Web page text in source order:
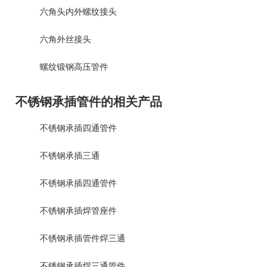
六角头内外螺纹接头
六角外丝接头
螺纹锻钢高压管件
不锈钢承插管件的相关产品
不锈钢承插四通管件
不锈钢承插三通
不锈钢承插四通管件
不锈钢承插焊管座件
不锈钢承插管件焊三通